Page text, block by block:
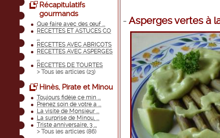
Récapitulatifs
gourmands
Que faire avec des œuf ...
RECETTES ET ASTUCES CO
...
RECETTES AVEC ABRICOTS
RECETTES AVEC ASPERGES
...
RECETTES DE TOURTES
> Tous les articles (23)
Hinès, Pirate et Minou
Toujours fidèle ce min ...
Prenez soin de votre a ...
La visite de Monsieur ...
La surprise de Minou, ...
Triste anniversaire, 3 ...
> Tous les articles (86)
-Asperges vertes à